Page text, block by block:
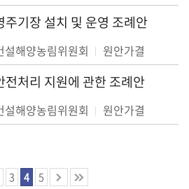
기장 설치 및 운영 조례안
설해양농림위원회 원안가결
처리 지원에 관한 조례안
설해양농림위원회 원안가결
3 4 5